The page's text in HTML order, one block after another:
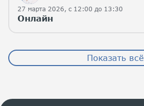
27 марта 2026, с 12:00 до 13:30
Онлайн
Показать всё